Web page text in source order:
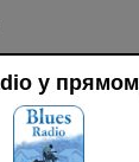
Останні 30 днів